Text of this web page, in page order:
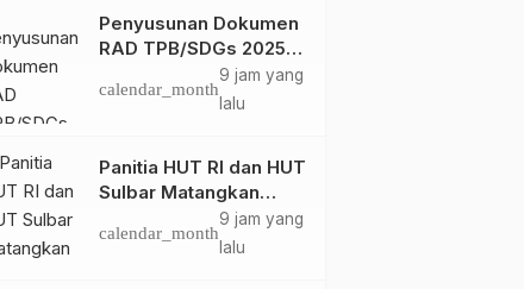
Pasangkayu
Penyusunan Dokumen
RAD TPB/SDGs 2025–
2029 Perkuat Arah
Pembangunan
calendar_month
9 jam yang
lalu
Panitia HUT RI dan HUT
Sulbar Matangkan
Persiapan, Berbagai
Lomba Akan
calendar_month
9 jam yang
lalu